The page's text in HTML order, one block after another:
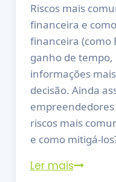
Riscos mais
financeira e
financeira (como
ganho de
informações
decisão. Ainda
riscos mais
e como mitigá-
Ler mais